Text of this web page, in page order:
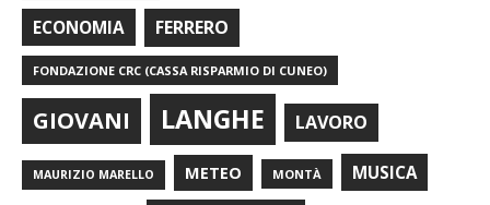
ECONOMIA FERRERO
FONDAZIONE CRC (CASSA RISPARMIO DI CUNEO)
GIOVANI LANGHE LAVORO
MAURIZIO MARELLO METEO MONTÀ MUSICA